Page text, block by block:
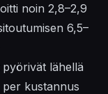
noin 2,8–2,9
6,5–
lähellä
kustannus